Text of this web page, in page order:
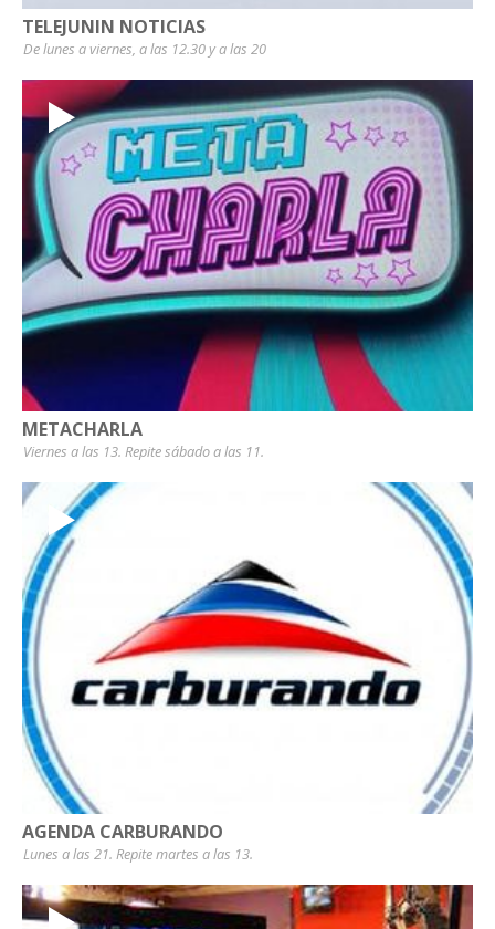
TELEJUNIN NOTICIAS
De lunes a viernes, a las 12.30 y a las 20
METACHARLA
Viernes a las 13. Repite sábado a las 11.
AGENDA CARBURANDO
Lunes a las 21. Repite martes a las 13.